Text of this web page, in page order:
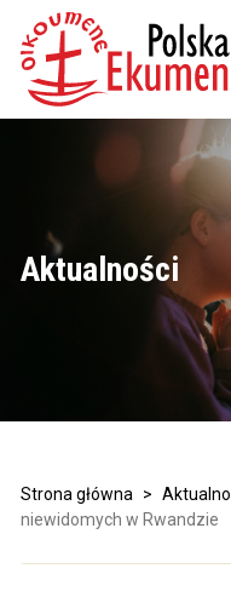
Aktualności
Strona główna >
niewidomych w Rwandzie